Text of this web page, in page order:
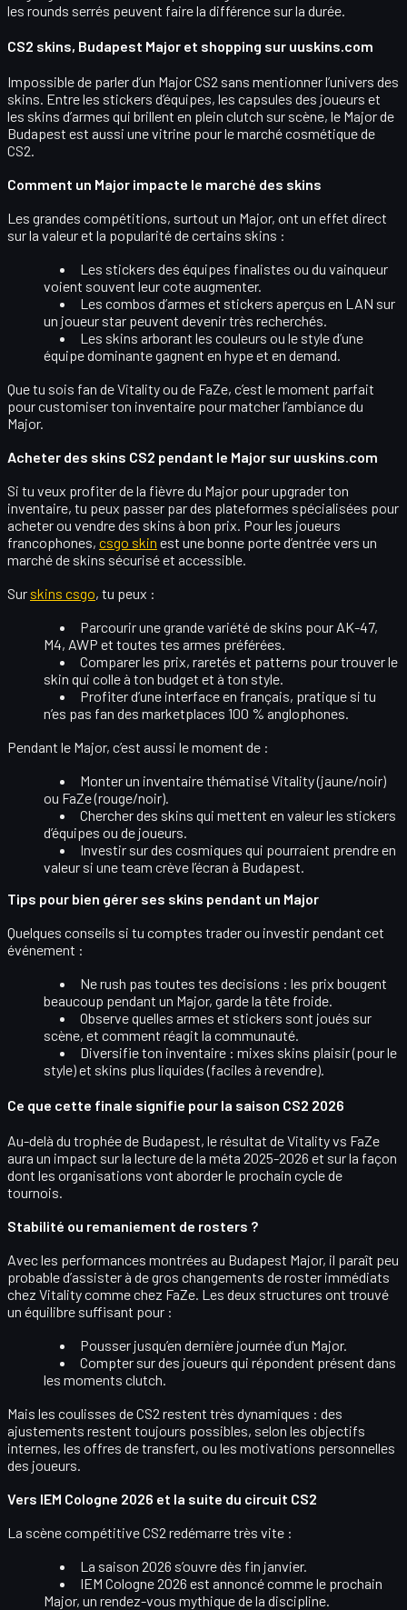
les rounds serrés peuvent faire la différence sur la durée.
CS2 skins, Budapest Major et shopping sur uuskins.com
Impossible de parler d’un Major CS2 sans mentionner l’univers des
skins. Entre les stickers d’équipes, les capsules des joueurs et
les skins d’armes qui brillent en plein clutch sur scène, le Major de
Budapest est aussi une vitrine pour lemarché cosmétique de
CS2.
Comment un Major impacte le marché des skins
Les grandes compétitions, surtout un Major, ont un effet direct
sur la valeur et la popularité de certains skins :
Les stickers des équipes finalistes ou du vainqueur
voient souvent leurcote augmenter.
Les combos d’armes et stickers aperçus en LAN sur
un joueur star peuvent devenir très recherchés.
Les skins arborant les couleurs ou le style d’une
équipe dominante gagnent en hype et en demand.
Que tu sois fan de Vitality ou de FaZe, c’est le moment parfait
pourcustomiser ton inventaire pour matcher l’ambiance du
Major.
Acheter des skins CS2 pendant le Major sur uuskins.com
Si tu veux profiter de la fièvre du Major pour upgrader ton
inventaire, tu peux passer par des plateformes spécialisées pour
acheter ou vendre des skins à bon prix. Pour les joueurs
francophones, csgo skin est une bonne porte d’entrée vers un
marché de skins sécurisé et accessible.
Sur skins csgo, tu peux :
Parcourir une grande variété de skins pour AK-47,
M4, AWP et toutes tes armes préférées.
Comparer les prix, raretés et patterns pour trouver le
skin qui colle à ton budget et à ton style.
Profiter d’une interface en français, pratique si tu
n’es pas fan des marketplaces 100 % anglophones.
Pendant le Major, c’est aussi le moment de :
Monter un inventaire thématiséVitality (jaune/noir)
ou FaZe (rouge/noir).
Chercher des skins qui mettent en valeur les stickers
d’équipes ou de joueurs.
Investir sur des cosmiques qui pourraient prendre en
valeur si une team crève l’écran à Budapest.
Tips pour bien gérer ses skins pendant un Major
Quelques conseils si tu comptes trader ou investir pendant cet
événement :
Ne rush pas toutes tes decisions : les prix bougent
beaucoup pendant un Major, garde la tête froide.
Observe quelles armes et stickers sont joués sur
scène, et comment réagit la communauté.
Diversifie ton inventaire : mixes skins plaisir(pour le
style) et skins plus liquides(faciles à revendre).
Ce que cette finale signifie pour la saison CS2 2026
Au-delà du trophée de Budapest, le résultat de Vitality vs FaZe
aura un impact sur la lecture de la méta 2025-2026 et sur la façon
dont les organisations vont aborder le prochain cycle de
tournois.
Stabilité ou remaniement de rosters ?
Avec les performances montrées au Budapest Major, il paraît peu
probable d’assister à degros changements de roster immédiats
chez Vitality comme chez FaZe. Les deux structures ont trouvé
un équilibre suffisant pour :
Pousser jusqu’en dernière journée d’un Major.
Compter sur des joueurs qui répondent présent dans
les moments clutch.
Mais les coulisses de CS2 restent très dynamiques : des
ajustements restent toujours possibles, selon les objectifs
internes, les offres de transfert, ou les motivations personnelles
des joueurs.
Vers IEM Cologne 2026 et la suite du circuit CS2
La scène compétitive CS2 redémarre très vite :
La saison 2026 s’ouvre dès fin janvier.
IEM Cologne 2026 est annoncé comme le prochain
Major, un rendez-vous mythique de la discipline.